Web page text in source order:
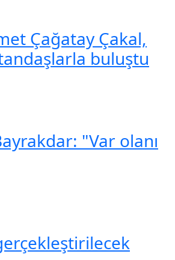
Çağatay Çakal,
buluştu
"Var olanı